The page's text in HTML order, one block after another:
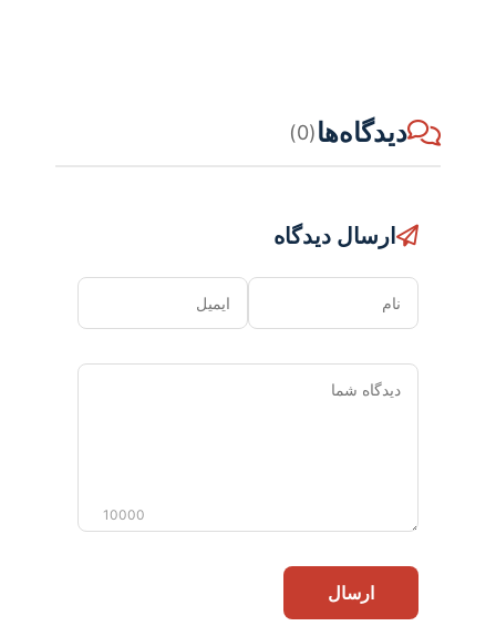
دیدگاه‌ها(0)
ارسال دیدگاه
نام ایمیل
دیدگاه
10000
ارسال